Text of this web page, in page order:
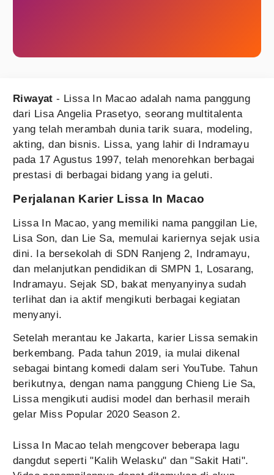
Riwayat - Lissa In Macao adalah nama panggung
dari Lisa Angelia Prasetyo, seorang multitalenta
yang telah merambah dunia tarik suara, modeling,
akting, dan bisnis. Lissa, yang lahir di Indramayu
pada 17 Agustus 1997, telah menorehkan berbagai
prestasi di berbagai bidang yang ia geluti.
Perjalanan Karier Lissa In Macao
Lissa In Macao, yang memiliki nama panggilan Lie,
Lisa Son, dan Lie Sa, memulai kariernya sejak usia
dini. Ia bersekolah di SDN Ranjeng 2, Indramayu,
dan melanjutkan pendidikan di SMPN 1, Losarang,
Indramayu. Sejak SD, bakat menyanyinya sudah
terlihat dan ia aktif mengikuti berbagai kegiatan
menyanyi.
Setelah merantau ke Jakarta, karier Lissa semakin
berkembang. Pada tahun 2019, ia mulai dikenal
sebagai bintang komedi dalam seri YouTube. Tahun
berikutnya, dengan nama panggung Chieng Lie Sa,
Lissa mengikuti audisi model dan berhasil meraih
gelar Miss Popular 2020 Season 2.
Lissa In Macao telah mengcover beberapa lagu
dangdut seperti "Kalih Welasku" dan "Sakit Hati".